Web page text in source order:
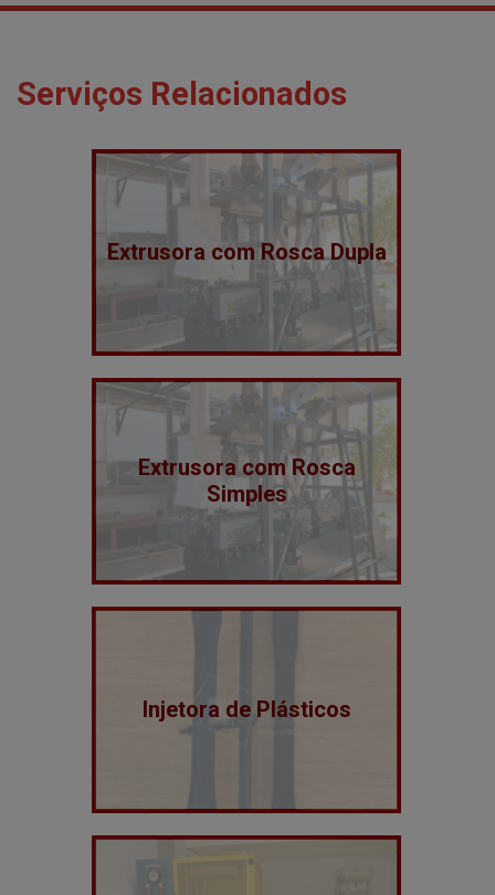
Serviços Relacionados
Extrusora com Rosca Dupla
Extrusora com Rosca
Simples
Injetora de Plásticos